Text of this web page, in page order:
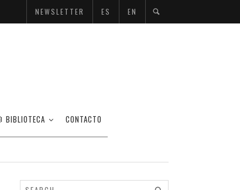
NEWSLETTER ES EN
BIBLIOTECA CONTACTO